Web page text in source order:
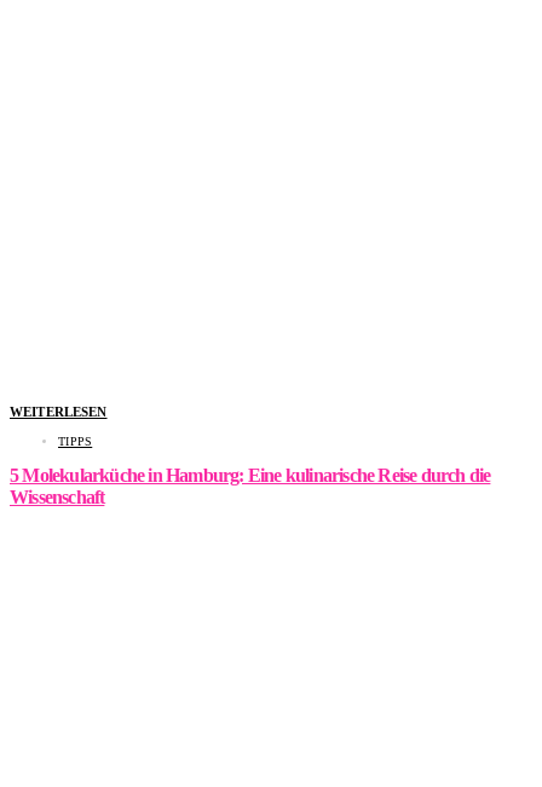
WEITERLESEN
TIPPS
5 Molekularküche in Hamburg: Eine kulinarische Reise durch die
Wissenschaft